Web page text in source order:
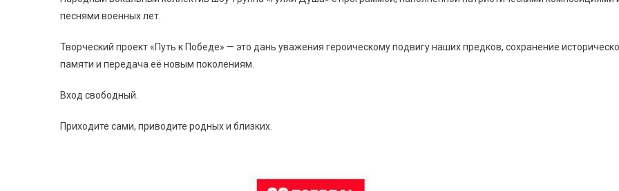
песнями военных лет.
Творческий проект «Путь к Победе» — это дань уважения героическому подвигу наших предков, сохранение
памяти и передача её новым поколениям.
Вход свободный.
Приходите сами, приводите родных и близких.